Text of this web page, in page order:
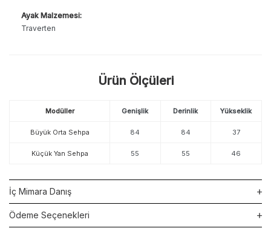
Ayak Malzemesi:
Traverten
Ürün Ölçüleri
Modüller Genişlik Derinlik Yükseklik
Büyük Orta Sehpa 84 84 37
Küçük Yan Sehpa 55 55 46
İç Mimara Danış
Ödeme Seçenekleri